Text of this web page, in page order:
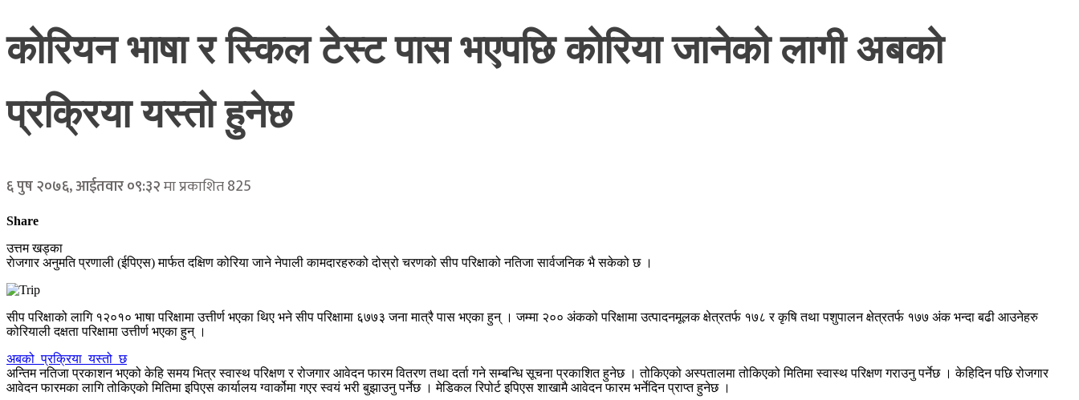
कोरियन भाषा र स्किल टेस्ट पास भएपछि कोरिया जानेको लागी अबको
प्रक्रिया यस्तो हुनेछ
६ पुष २०७६, आईतवार ०९:३२मा प्रकाशित825
Share
उत्तम खड्का
राेजगार अनुमति प्रणाली (ईपिएस) मार्फत दक्षिण कोरिया जाने नेपाली कामदारहरुको दोस्रो चरणको सीप परिक्षाको नतिजा सार्वजनिक भै सकेको छ ।
सीप परिक्षाको लागि १२०१० भाषा परिक्षामा उत्तीर्ण भएका थिए भने सीप परिक्षामा ६७७३ जना मात्रै पास भएका हुन् । जम्मा २०० अंकको परिक्षामा उत्पादनमूलक क्षेत्रतर्फ १७८ र कृषि तथा पशुपालन क्षेत्रतर्फ १७७ अंक भन्दा बढी आउनेहरु
कोरियाली दक्षता परिक्षामा उत्तीर्ण भएका हुन् ।
अबको_प्रक्रिया_यस्तो_छ
अन्तिम नतिजा प्रकाशन भएको केहि समय भित्र स्वास्थ परिक्षण र रोजगार आवेदन फारम वितरण तथा दर्ता गने सम्बन्धि सूचना प्रकाशित हुनेछ । तोकिएको अस्पतालमा तोकिएको मितिमा स्वास्थ परिक्षण गराउनु पर्नेछ । केहिदिन पछि रोजगार
आवेदन फारमका लागि तोकिएको मितिमा इपिएस कार्यालय ग्वार्कोमा गएर स्वयं भरी बुझाउनु पर्नेछ । मेडिकल रिपोर्ट इपिएस शाखामै आवेदन फारम भर्नेदिन प्राप्त हुनेछ ।